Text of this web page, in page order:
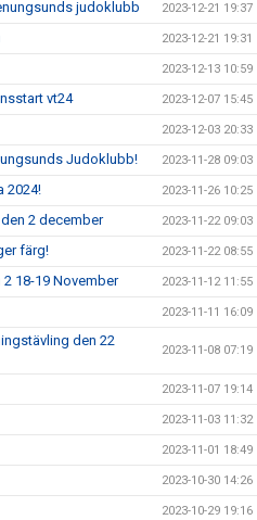
judoklubb 2023-12-21 19:37
2023-12-21 19:31
2023-12-13 10:59
vt24 2023-12-07 15:45
2023-12-03 20:33
Judoklubb! 2023-11-28 09:03
2024! 2023-11-26 10:25
2 december 2023-11-22 09:03
färg! 2023-11-22 08:55
18-19 November 2023-11-12 11:55
2023-11-11 16:09
den 22
2023-11-08 07:19
2023-11-07 19:14
2023-11-03 11:32
2023-11-01 18:49
2023-10-30 14:26
2023-10-29 19:16